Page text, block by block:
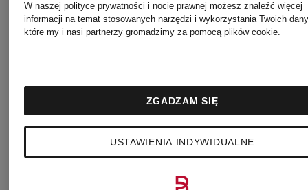
promocyjny
PAS
+ rabat
promocyjny
PAS
W naszejpolityce prywatności inocie prawnej możesz znaleźć więcej
informacji na temat stosowanych narzędzi i wykorzystania Twoich
które my i nasi partnerzy gromadzimy za pomocą plików cookie.
USTAWIENIA INDYWIDUALNE
ZGADZAM SIĘ